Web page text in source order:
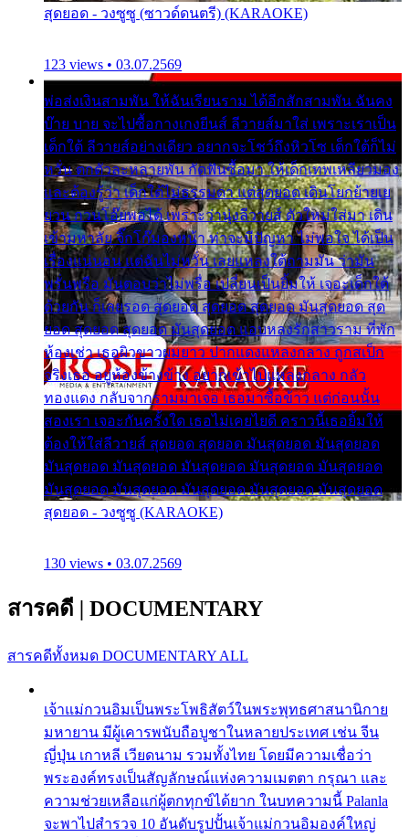
สุดยอด - วงซูซู (ซาวด์ดนตรี) (KARAOKE)
123 views • 03.07.2569
พ่อส่งเงินสามพัน ให้ฉันเรียนราม ได้อีกสักสามพัน ฉันคง
บ๊าย บาย จะไปซื้อกางเกงยีนส์ ลีวายส์มาใส่ เพราะเราเป็น
เด็กใต้ ลีวายส์อย่างเดียว อยากจะโชว์ถึงหิวโซ เด็กใต้ก็ไม่
หวั่น ตกตัวละหลายพัน กัดฟันซื้อมา ให้เด็กเทพเหลียวมอง
และต้องรู้ว่า เด็กใต้ไม่ธรรมดา แต่สุดยอด เดินโยกย้ายเย
ยวน กวนโอ๊ยพอได้ เพราะว่านุ่งลีวายส์ ตัวใหม่ใส่มา เดิน
เข้ามหาลัย จิ๊กโก๊มองหน้า ท่าจะมีปัญหา ไม่พอใจ ได้เป็น
เรื่องแน่นอน แต่ฉันไม่หวั่น เลยแหลงใต้ถามมัน ว่ามัน
พรั่นพรือ มันตอบว่าไม่พรื่อ เปลี่ยนเป็นยิ้มให้ เจอะเด็กใต้
ด้วยกัน ก็เลยรอด สุดยอด สุดยอด สุดยอด มันสุดยอด สุด
ยอด สุดยอด สุดยอด มันสุดยอด แอบหลงรักสาวราม ที่พัก
ห้องเช่า เธอผิวขาวผมยาว ปากแดงแหลงกลาง ถูกสเป็ก
จริงเธอ อยู่ห้องข้างข้าง อยากเข้าไปแหลงกลาง กลัว
ทองแดง กลับจากรามมาเจอ เธอมาซื้อข้าว แต่ก่อนนั้น
สองเรา เจอะกันครั้งใด เธอไม่เคยไยดี คราวนี้เธอยิ้มให้
ต้องให้ใส่ลีวายส์ สุดยอด สุดยอด มันสุดยอด มันสุดยอด
มันสุดยอด มันสุดยอด มันสุดยอด มันสุดยอด มันสุดยอด
มันสุดยอด มันสุดยอด มันสุดยอด มันสุดยอด มันสุดยอด
สุดยอด - วงซูซู (KARAOKE)
130 views • 03.07.2569
สารคดี | DOCUMENTARY
สารคดีทั้งหมด DOCUMENTARY ALL
เจ้าแม่กวนอิมเป็นพระโพธิสัตว์ในพระพุทธศาสนานิกาย
มหายาน มีผู้เคารพนับถือบูชาในหลายประเทศ เช่น จีน
ญี่ปุ่น เกาหลี เวียดนาม รวมทั้งไทย โดยมีความเชื่อว่า
พระองค์ทรงเป็นสัญลักษณ์แห่งความเมตตา กรุณา และ
ความช่วยเหลือแก่ผู้ตกทุกข์ได้ยาก ในบทความนี้ Palanla
จะพาไปสำรวจ 10 อันดับรูปปั้นเจ้าแม่กวนอิมองค์ใหญ่